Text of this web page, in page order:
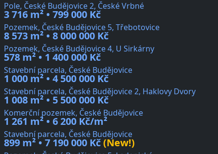
Pole, České Budějovice 2, České Vrbné
3 716 m² • 799 000 Kč
Pozemek, České Budějovice 5, Třebotovice
8 573 m² • 8 000 000 Kč
Pozemek, České Budějovice 4, U Sirkárny
578 m² • 1 400 000 Kč
Stavební parcela, České Budějovice
1 000 m² • 4 500 000 Kč
Stavební parcela, České Budějovice 2, Haklovy Dvory
1 008 m² • 5 500 000 Kč
Komerční pozemek, České Budějovice
1 261 m² • 6 200 Kč/m²
Stavební parcela, České Budějovice
899 m² • 7 190 000 Kč(New!)